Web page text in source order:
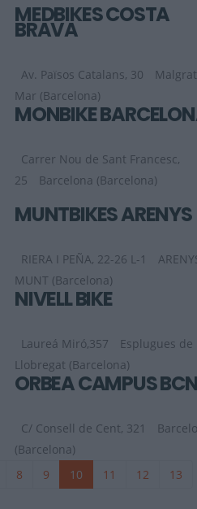
MEDBIKES COSTA
BRAVA
Av. Països Catalans, 30
Mar (Barcelona)
MONBIKE
Carrer Nou de Sant Francesc,
25
Barcelona (Barcelona)
MUNTBIKES ARENYS
RIERA I PEÑA, 22-26 L-1
MUNT (Barcelona)
NIVELL BIKE
Laureá Miró,357
Esplugues de
Llobregat (Barcelona)
ORBEA CAMPUS BCN
C/ Consell de Cent, 321
(Barcelona)
8 9 10 11 12 13